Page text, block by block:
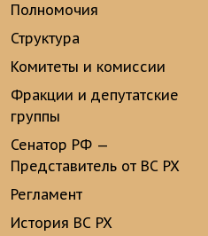
Полномочия
Структура
Комитеты и комиссии
Фракции и депутатские
группы
Сенатор РФ —
Представитель от ВС РХ
Регламент
История ВС РХ